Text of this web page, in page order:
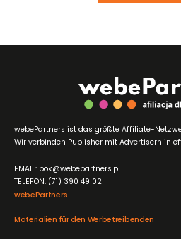
webePartners
Materialien für den Werbetreibenden
webePartners ist das größte Affiliate-
Wir verbinden Publisher mit Advertisern in
EMAIL: bok@webepartners.pl
TELEFON: (71) 390 49 02